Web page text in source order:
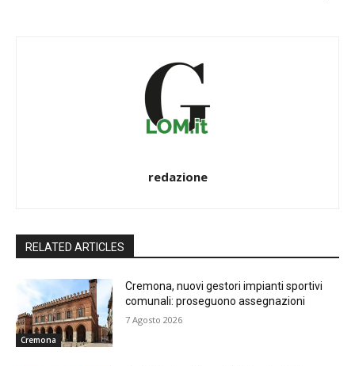
redazione
RELATED ARTICLES
Cremona
Cremona, nuovi gestori impianti sportivi
comunali: proseguono assegnazioni
7 Agosto 2026